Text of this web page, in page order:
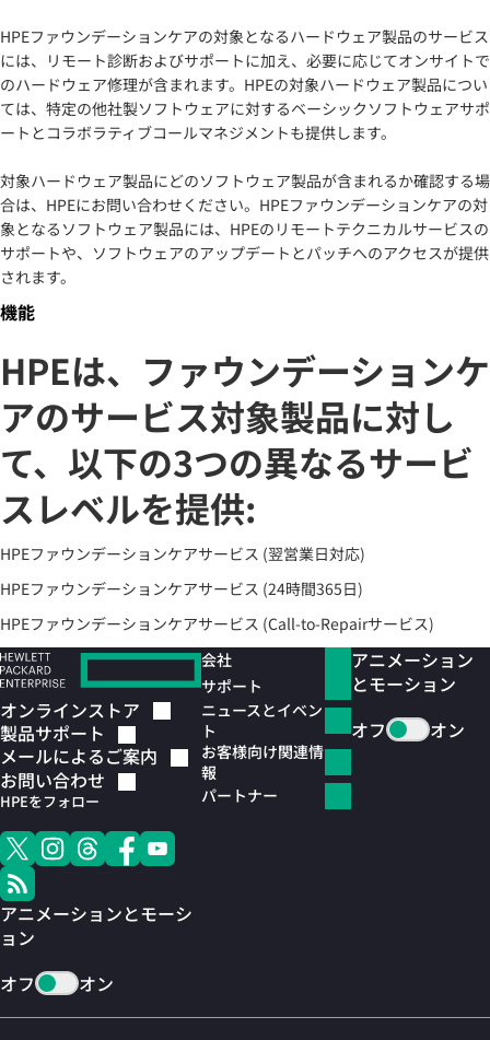
HPEファウンデーションケアの対象となるハードウェア製品のサービス
には、リモート診断およびサポートに加え、必要に応じてオンサイトで
のハードウェア修理が含まれます。HPEの対象ハードウェア製品につい
ては、特定の他社製ソフトウェアに対するベーシックソフトウェアサポ
ートとコラボラティブコールマネジメントも提供します。
対象ハードウェア製品にどのソフトウェア製品が含まれるか確認する場
合は、HPEにお問い合わせください。HPEファウンデーションケアの対
象となるソフトウェア製品には、HPEのリモートテクニカルサービスの
サポートや、ソフトウェアのアップデートとパッチへのアクセスが提供
されます。
機能
HPEは、ファウンデーションケ
アのサービス対象製品に対し
て、以下の3つの異なるサービ
スレベルを提供:
HPEファウンデーションケアサービス (翌営業日対応)
HPEファウンデーションケアサービス (24時間365日)
HPEファウンデーションケアサービス (Call-to-Repairサービス)
オンラインストア
製品サポート
メールによるご案内
お問い合わせ
HPEをフォロー
アニメーションとモーシ
ョン
オフ
オン
会社
サポート
ニュースとイベン
ト
お客様向け関連情
報
パートナー
アニメーション
とモーション
オフ
オン